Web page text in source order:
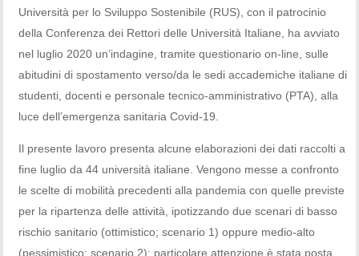
Università per lo Sviluppo Sostenibile (RUS), con il patrocinio
della Conferenza dei Rettori delle Università Italiane, ha avviato
nel luglio 2020 un’indagine, tramite questionario on-line, sulle
abitudini di spostamento verso/da le sedi accademiche italiane di
studenti, docenti e personale tecnico-amministrativo (PTA), alla
luce dell’emergenza sanitaria Covid-19.
Il presente lavoro presenta alcune elaborazioni dei dati raccolti a
fine luglio da 44 università italiane. Vengono messe a confronto
le scelte di mobilità precedenti alla pandemia con quelle previste
per la ripartenza delle attività, ipotizzando due scenari di basso
rischio sanitario (ottimistico; scenario 1) oppure medio-alto
(pessimistico; scenario 2); particolare attenzione è stata posta